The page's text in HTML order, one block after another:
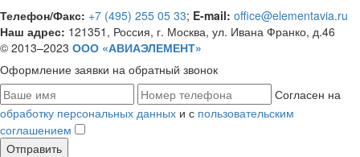
Телефон/Факс: +7 (495) 255 05 33; E-mail: office@elementavia.ru
Наш адрес: 121351, Россия, г. Москва, ул. Ивана Франко, д.46
© 2013–2023 ООО «АВИАЭЛЕМЕНТ»
Оформление заявки на обратный звонок
Согласен на
обработку персональных данных и с пользовательским
соглашением